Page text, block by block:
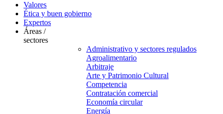
Valores
Ética y buen gobierno
Expertos
Áreas /
sectores
Administrativo y sectores regulados
Agroalimentario
Arbitraje
Arte y Patrimonio Cultural
Competencia
Contratación comercial
Economía circular
Energía